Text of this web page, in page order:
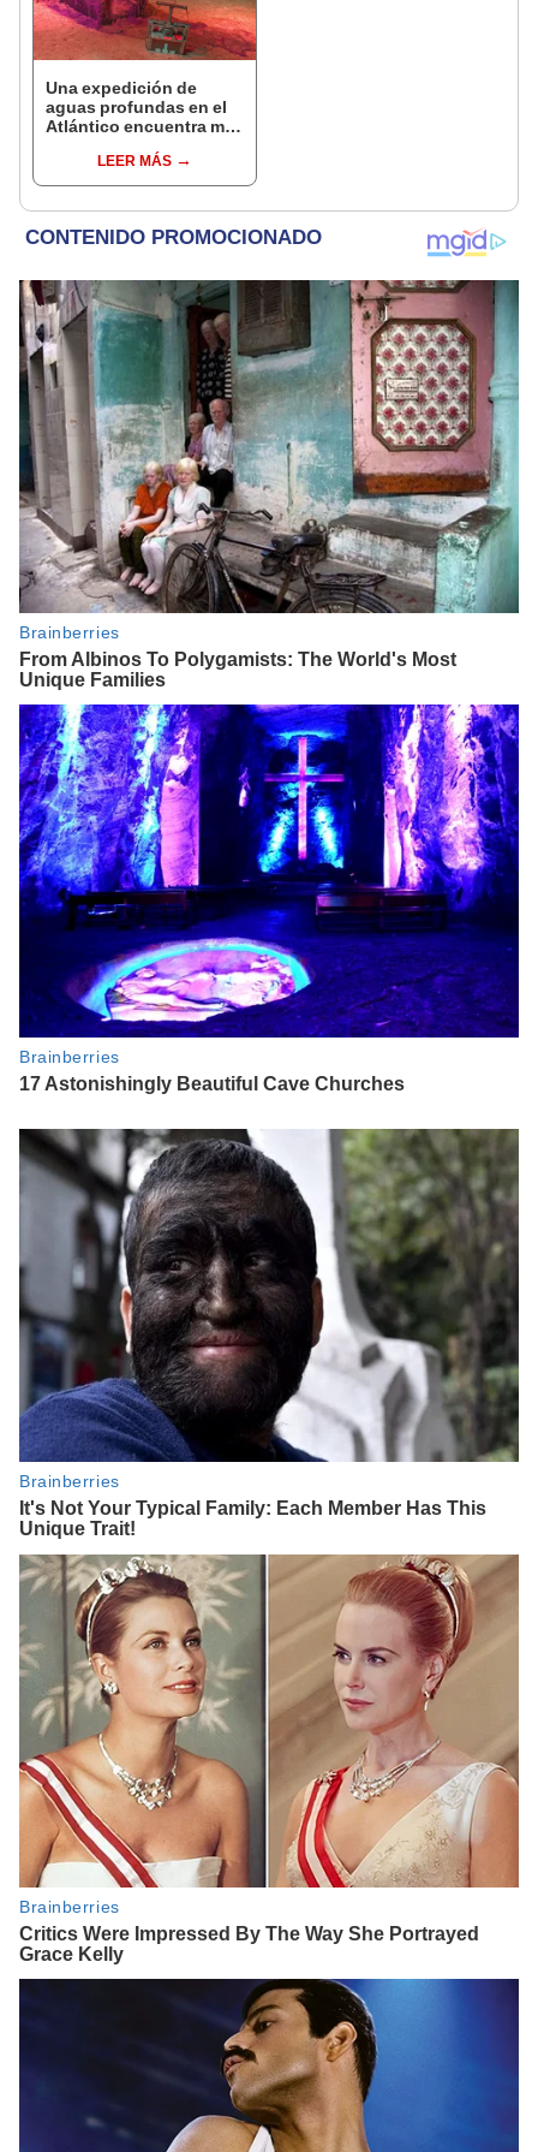
Una expedición de
aguas profundas en el
Atlántico encuentra más
residuos radiactivos
con fugas
LEER MÁS